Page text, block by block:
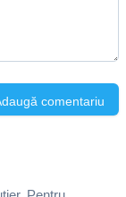
comentariu